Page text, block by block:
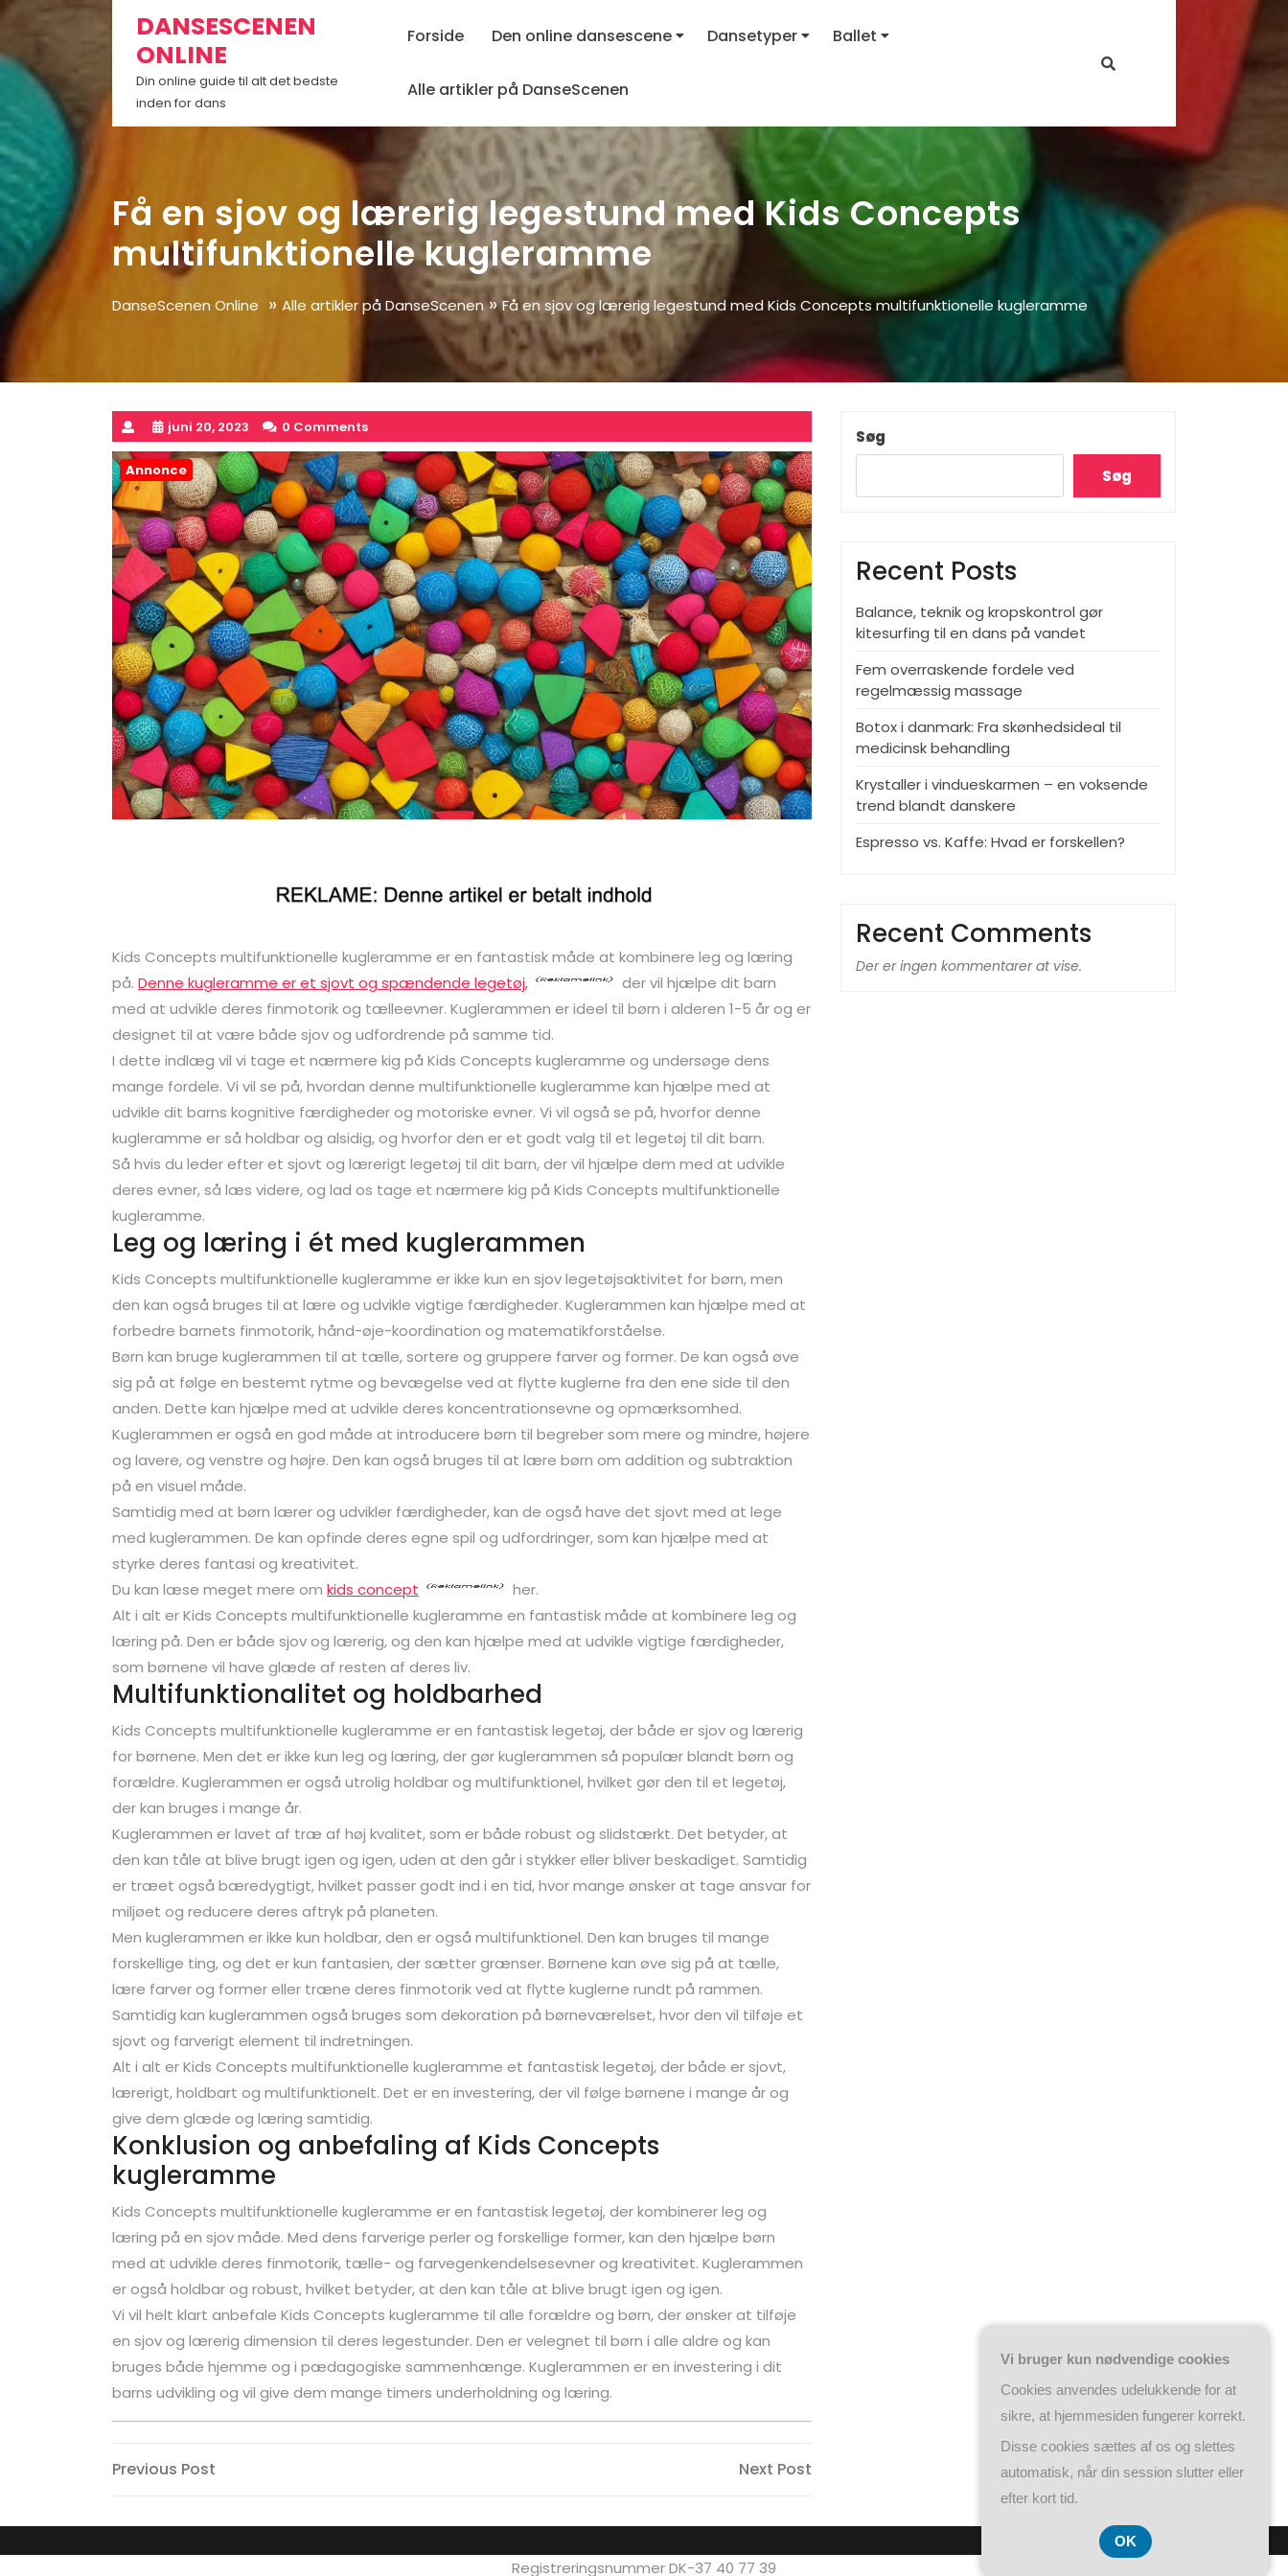
Skip
content
DANSESCENEN
ONLINE
Din online guide til alt det bedste
inden for dans
Forside Den online dansescene Dansetyper Ballet
Alle artikler på DanseScenen
Få en sjov og lærerig legestund med Kids Concepts
multifunktionelle kugleramme
DanseScenen Online » Alle artikler på DanseScenen»Få en sjov og lærerig legestund med Kids Concepts multifunktionelle kugleramme
juni 20, 2023 0 Comments
Annonce
Kids Concepts multifunktionelle kugleramme er en fantastisk måde at kombinere leg og læring
på. Denne kugleramme er et sjovt og spændende legetøj,
der vil hjælpe dit barn
med at udvikle deres finmotorik og tælleevner. Kuglerammen er ideel til børn i alderen 1-5 år og er
designet til at være både sjov og udfordrende på samme tid.
I dette indlæg vil vi tage et nærmere kig på Kids Concepts kugleramme og undersøge dens
mange fordele. Vi vil se på, hvordan denne multifunktionelle kugleramme kan hjælpe med at
udvikle dit barns kognitive færdigheder og motoriske evner. Vi vil også se på, hvorfor denne
kugleramme er så holdbar og alsidig, og hvorfor den er et godt valg til et legetøj til dit barn.
Så hvis du leder efter et sjovt og lærerigt legetøj til dit barn, der vil hjælpe dem med at udvikle
deres evner, så læs videre, og lad os tage et nærmere kig på Kids Concepts multifunktionelle
kugleramme.
Leg og læring i ét med kuglerammen
Kids Concepts multifunktionelle kugleramme er ikke kun en sjov legetøjsaktivitet for børn, men
den kan også bruges til at lære og udvikle vigtige færdigheder. Kuglerammen kan hjælpe med at
forbedre barnets finmotorik, hånd-øje-koordination og matematikforståelse.
Børn kan bruge kuglerammen til at tælle, sortere og gruppere farver og former. De kan også øve
sig på at følge en bestemt rytme og bevægelse ved at flytte kuglerne fra den ene side til den
anden. Dette kan hjælpe med at udvikle deres koncentrationsevne og opmærksomhed.
Kuglerammen er også en god måde at introducere børn til begreber som mere og mindre, højere
og lavere, og venstre og højre. Den kan også bruges til at lære børn om addition og subtraktion
på en visuel måde.
Samtidig med at børn lærer og udvikler færdigheder, kan de også have det sjovt med at lege
med kuglerammen. De kan opfinde deres egne spil og udfordringer, som kan hjælpe med at
styrke deres fantasi og kreativitet.
Du kan læse meget mere om kids concept
her.
Alt i alt er Kids Concepts multifunktionelle kugleramme en fantastisk måde at kombinere leg og
læring på. Den er både sjov og lærerig, og den kan hjælpe med at udvikle vigtige færdigheder,
som børnene vil have glæde af resten af deres liv.
Multifunktionalitet og holdbarhed
Kids Concepts multifunktionelle kugleramme er en fantastisk legetøj, der både er sjov og lærerig
for børnene. Men det er ikke kun leg og læring, der gør kuglerammen så populær blandt børn og
forældre. Kuglerammen er også utrolig holdbar og multifunktionel, hvilket gør den til et legetøj,
der kan bruges i mange år.
Kuglerammen er lavet af træ af høj kvalitet, som er både robust og slidstærkt. Det betyder, at
den kan tåle at blive brugt igen og igen, uden at den går i stykker eller bliver beskadiget. Samtidig
er træet også bæredygtigt, hvilket passer godt ind i en tid, hvor mange ønsker at tage ansvar for
miljøet og reducere deres aftryk på planeten.
Men kuglerammen er ikke kun holdbar, den er også multifunktionel. Den kan bruges til mange
forskellige ting, og det er kun fantasien, der sætter grænser. Børnene kan øve sig på at tælle,
lære farver og former eller træne deres finmotorik ved at flytte kuglerne rundt på rammen.
Samtidig kan kuglerammen også bruges som dekoration på børneværelset, hvor den vil tilføje et
sjovt og farverigt element til indretningen.
Alt i alt er Kids Concepts multifunktionelle kugleramme et fantastisk legetøj, der både er sjovt,
lærerigt, holdbart og multifunktionelt. Det er en investering, der vil følge børnene i mange år og
give dem glæde og læring samtidig.
Konklusion og anbefaling af Kids Concepts
kugleramme
Kids Concepts multifunktionelle kugleramme er en fantastisk legetøj, der kombinerer leg og
læring på en sjov måde. Med dens farverige perler og forskellige former, kan den hjælpe børn
med at udvikle deres finmotorik, tælle- og farvegenkendelsesevner og kreativitet. Kuglerammen
er også holdbar og robust, hvilket betyder, at den kan tåle at blive brugt igen og igen.
Vi vil helt klart anbefale Kids Concepts kugleramme til alle forældre og børn, der ønsker at tilføje
en sjov og lærerig dimension til deres legestunder. Den er velegnet til børn i alle aldre og kan
bruges både hjemme og i pædagogiske sammenhænge. Kuglerammen er en investering i dit
barns udvikling og vil give dem mange timers underholdning og læring.
Indlægsnavigation
Previous
Previous Post Next Post
Søg
Søg
Recent Posts
Balance, teknik og kropskontrol gør
kitesurfing til en dans på vandet
Fem overraskende fordele ved
regelmæssig massage
Botox i danmark: Fra skønhedsideal til
medicinsk behandling
Krystaller i vindueskarmen – en voksende
trend blandt danskere
Espresso vs. Kaffe: Hvad er forskellen?
Recent Comments
Der er ingen kommentarer at vise.
Registreringsnummer DK-37 40 77 39
Vi bruger kun nødvendige cookies
Cookies anvendes udelukkende for at
sikre, at hjemmesiden fungerer korrekt.
Disse cookies sættes af os og slettes
automatisk, når din session slutter eller
efter kort tid.
OK